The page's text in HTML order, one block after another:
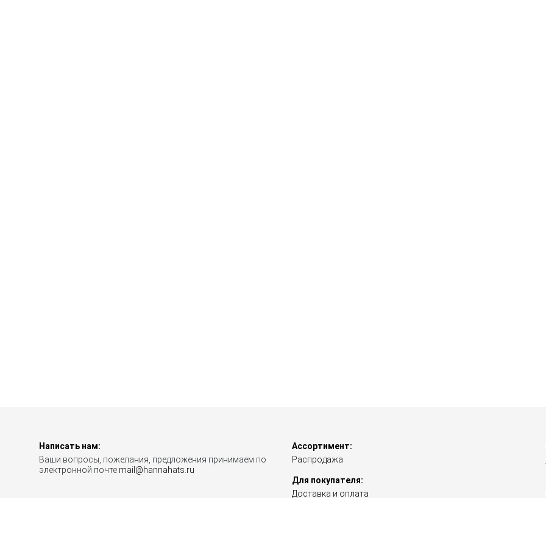
Написать нам:
Ваши вопросы, пожелания, предложения принимаем по
электронной почте mail@hannahats.ru
Ассортимент:
Распродажа
Для покупателя:
Доставка и оплата